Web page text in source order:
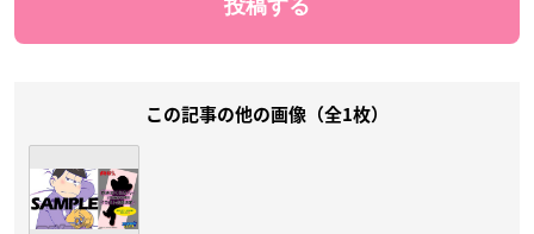
この記事の他の画像（全1枚）